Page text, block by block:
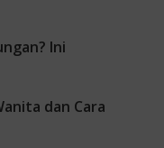
Ini
dan Cara